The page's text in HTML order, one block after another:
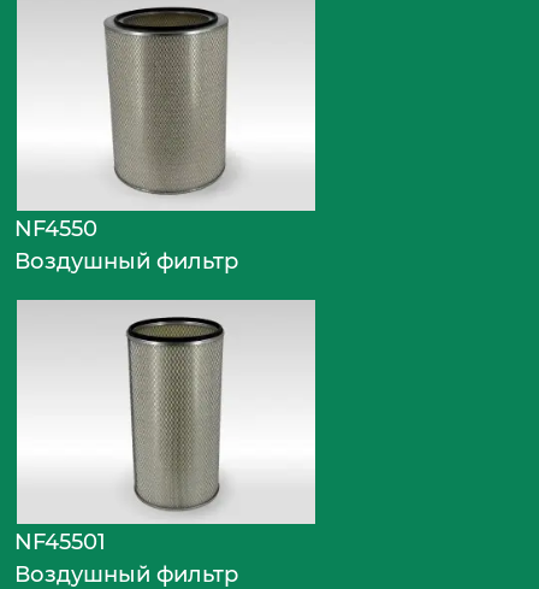
NF4550
Воздушный фильтр
NF45501
Воздушный фильтр